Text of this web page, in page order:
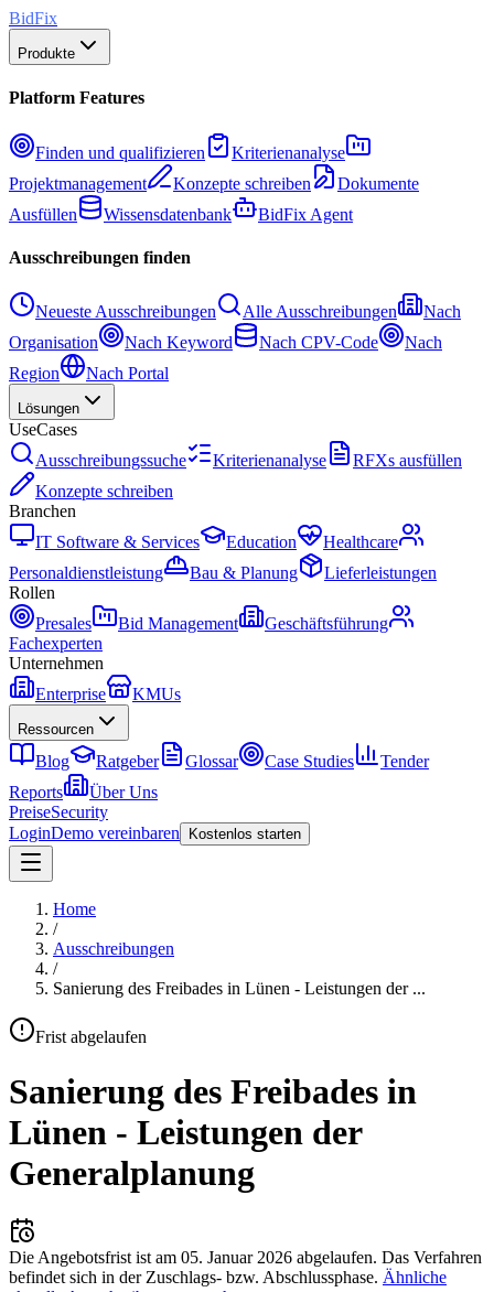
BidFix
Produkte
Platform Features
Finden und qualifizieren
Kriterienanalyse
Projektmanagement
Konzepte schreiben
Dokumente
Ausfüllen
Wissensdatenbank BidFix Agent
Ausschreibungen finden
Neueste Ausschreibungen Alle Ausschreibungen
Nach
Organisation
Nach Keyword Nach CPV-Code
Nach
Region
Nach Portal
Lösungen
UseCases
Ausschreibungssuche
Kriterienanalyse
RFXs ausfüllen
Konzepte schreiben
Branchen
IT Software & Services
Education
Healthcare
Personaldienstleistung
Bau & Planung
Lieferleistungen
Rollen
Presales
Bid Management
Geschäftsführung
Fachexperten
Unternehmen
Enterprise
KMUs
Ressourcen
Blog Ratgeber Glossar Case Studies
Tender
Reports
Über Uns
PreiseSecurity
LoginDemo vereinbaren Kostenlos starten
Home
/
Ausschreibungen
/
Sanierung des Freibades in Lünen - Leistungen der ...
Frist abgelaufen
Sanierung des Freibades in
Lünen - Leistungen der
Generalplanung
Die Angebotsfrist ist am 05. Januar 2026 abgelaufen. Das Verfahren
befindet sich in der Zuschlags- bzw. Abschlussphase. Ähnliche